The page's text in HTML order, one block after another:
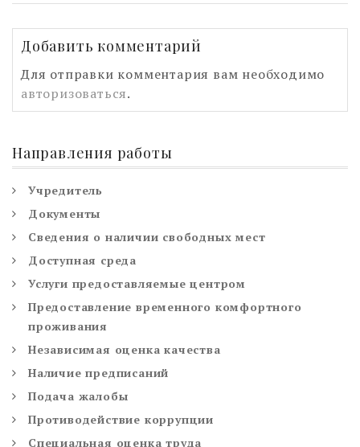
Добавить комментарий
Для отправки комментария вам необходимо
авторизоваться.
Направления работы
Учредитель
Документы
Сведения о наличии свободных мест
Доступная среда
Услуги предоставляемые центром
Предоставление временного комфортного
проживания
Независимая оценка качества
Наличие предписаний
Подача жалобы
Противодействие коррупции
Специальная оценка труда